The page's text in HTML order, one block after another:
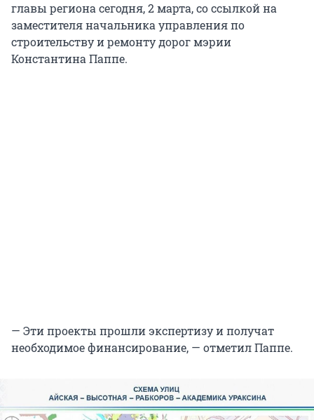
главы региона сегодня, 2 марта, со ссылкой на
заместителя начальника управления по
строительству и ремонту дорог мэрии
Константина Паппе.
— Эти проекты прошли экспертизу и получат
необходимое финансирование, — отметил Паппе.